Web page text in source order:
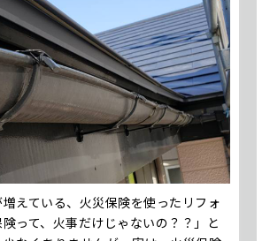
えている、火災保険を使ったリフォ
って、火事だけじゃないの？？」と